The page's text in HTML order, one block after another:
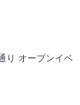
り オープンイベ